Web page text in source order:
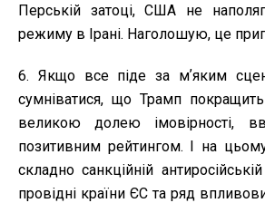
Перській затоці, США не
режиму в Ірані. Наголошую, це
6. Якщо все піде за мʼяким
сумніватися, що Трамп
великою долею імовірності,
позитивним рейтингом. І на
складно санкційній
провідні країни ЄС та ряд